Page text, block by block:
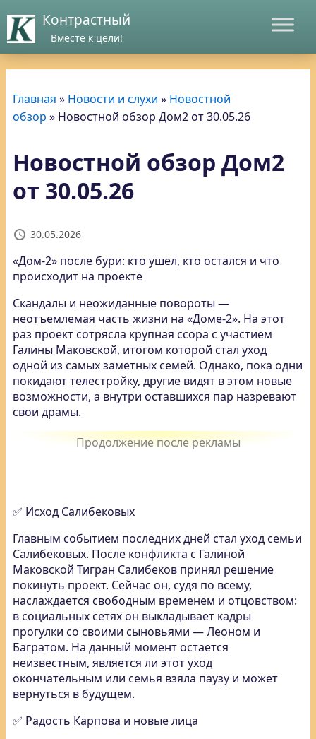
Контрастный
Вместе к цели!
Главная » Новости и слухи » Новостной
обзор » Новостной обзор Дом2 от 30.05.26
Новостной обзор Дом2
от 30.05.26
30.05.2026
«Дом-2» после бури: кто ушел, кто остался и что
происходит на проекте
Скандалы и неожиданные повороты —
неотъемлемая часть жизни на «Доме-2». На этот
раз проект сотрясла крупная ссора с участием
Галины Маковской, итогом которой стал уход
одной из самых заметных семей. Однако, пока одни
покидают телестройку, другие видят в этом новые
возможности, а внутри оставшихся пар назревают
свои драмы.
✅ Исход Салибековых
Главным событием последних дней стал уход семьи
Салибековых. После конфликта с Галиной
Маковской Тигран Салибеков принял решение
покинуть проект. Сейчас он, судя по всему,
наслаждается свободным временем и отцовством:
в социальных сетях он выкладывает кадры
прогулки со своими сыновьями — Леоном и
Багратом. На данный момент остается
неизвестным, является ли этот уход
окончательным или семья взяла паузу и может
вернуться в будущем.
✅ Радость Карпова и новые лица